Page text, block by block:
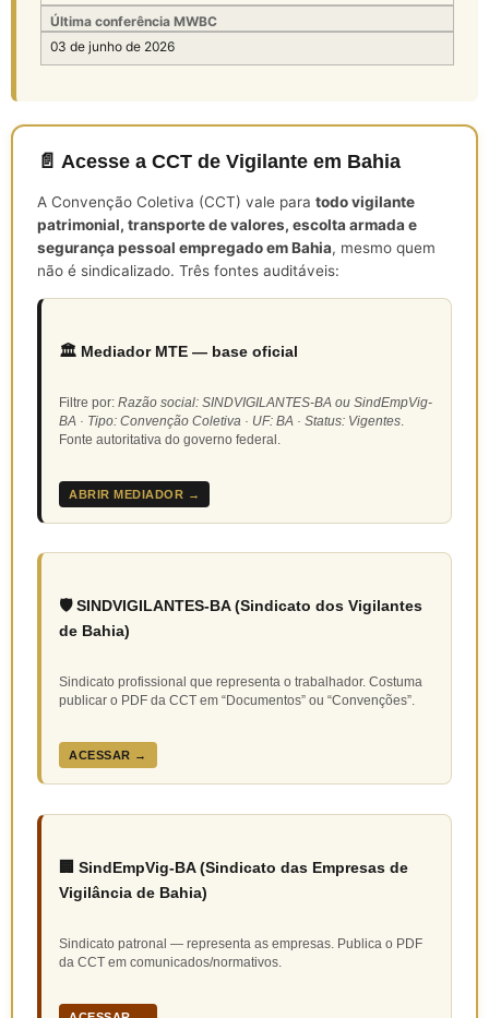
Última conferência MWBC
03 de junho de 2026
📄 Acesse a CCT de Vigilante em Bahia
A Convenção Coletiva (CCT) vale para todo vigilante
patrimonial, transporte de valores, escolta armada e
segurança pessoal empregado em Bahia, mesmo quem
não é sindicalizado. Três fontes auditáveis:
🏛️ Mediador MTE — base oficial
Filtre por: Razão social: SINDVIGILANTES-BA ou SindEmpVig-
BA · Tipo: Convenção Coletiva · UF: BA · Status: Vigentes.
Fonte autoritativa do governo federal.
ABRIR MEDIADOR →
🛡️ SINDVIGILANTES-BA (Sindicato dos Vigilantes
de Bahia)
Sindicato profissional que representa o trabalhador. Costuma
publicar o PDF da CCT em “Documentos” ou “Convenções”.
ACESSAR →
🏢 SindEmpVig-BA (Sindicato das Empresas de
Vigilância de Bahia)
Sindicato patronal — representa as empresas. Publica o PDF
da CCT em comunicados/normativos.